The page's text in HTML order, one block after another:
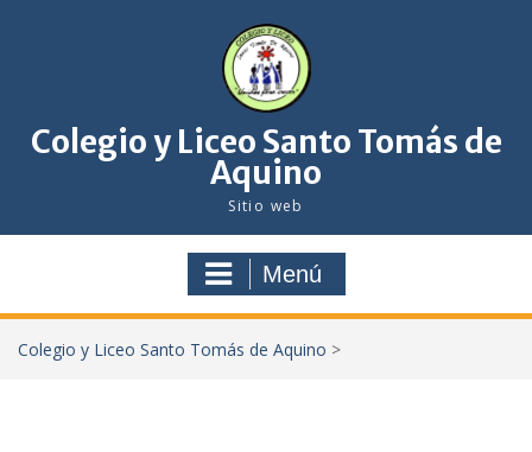
Colegio y Liceo Santo Tomás de
Aquino
Sitio web
Menú
Colegio y Liceo Santo Tomás de Aquino >